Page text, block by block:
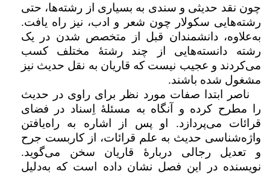
چون نقد حدیثی و سندی به بسیاری از رشته‌ها، حتی
رشته‌هایی سکولار چون شعر و ادب، نیز راه یافت.
به‌علاوه، دانشمندان قبل از متخصص شدن در یک
رشته دانسته‌هایی از چند رشتۀ مختلف کسب
می‌کردند و عجیب نیست که قاریان به نقل حدیث نیز
مشغول شده باشند.
ناصر ابتدا صفات مورد نظر برای راوی در حدیث
را مطرح کرده و آنگاه به مسئلۀ اِسناد در فضای
قرائات می‌پردازد. او پس از اشاره به راه‌یافتن
واژه‌شناسی حدیث به علم قرائات، از کاربست جرح
و تعدیل رجالی دربارۀ قاریان سخن می‌گوید.
نویسنده در این فصل نشان داده است که به‌دلیل